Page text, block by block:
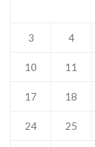
3 4
10 11
17 18
24 25